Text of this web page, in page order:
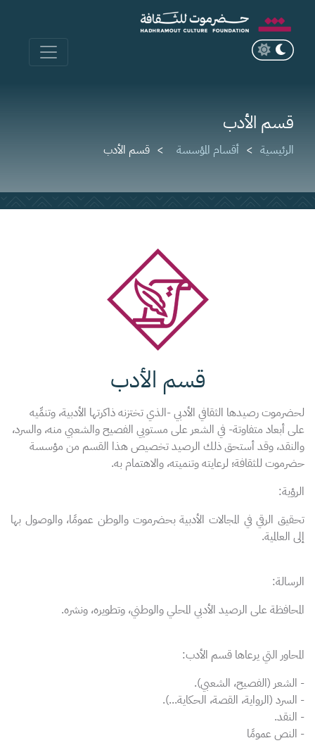
قسم الأدب
الرئيسية أقسام المؤسسة قسم الأدب
قسم الأدب
لحضرموت رصيدها الثقافي الأدبي -الذي تختزنه ذاكرتها الأدبية، وتنمِّيه
على أبعاد متفاوتة- في الشعر على مستويي الفصيح والشعبي منه، والسرد،
والنقد، وقد أستحق ذلك الرصيد تخصيص هذا القسم من مؤسسة
حضرموت للثقافة؛ لرعايته وتنميته، والاهتمام به.
الرؤية:
تحقيق الرقي في المجالات الأدبية بحضرموت والوطن عمومًا، والوصول بها
إلى العالمية.
الرسالة:
المحافظة على الرصيد الأدبي المحلي والوطني، وتطويره، ونشره.
المحاور التي يرعاها قسم الأدب:
- الشعر (الفصيح، الشعبي).
- السرد (الرواية، القصة، الحكاية...).
- النقد.
- النص عمومًا